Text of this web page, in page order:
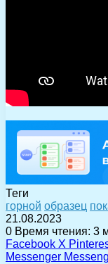
Теги
горной образец
21.08.2023
0 Время чтения: 3
Facebook X
Messenger